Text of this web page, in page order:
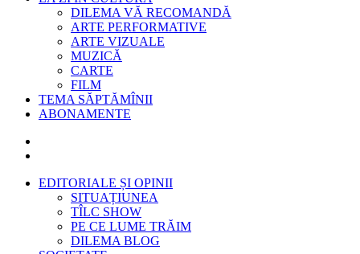
DILEMA VĂ RECOMANDĂ
ARTE PERFORMATIVE
ARTE VIZUALE
MUZICĂ
CARTE
FILM
TEMA SĂPTĂMÎNII
ABONAMENTE
EDITORIALE ȘI OPINII
SITUAȚIUNEA
TÎLC SHOW
PE CE LUME TRĂIM
DILEMA BLOG